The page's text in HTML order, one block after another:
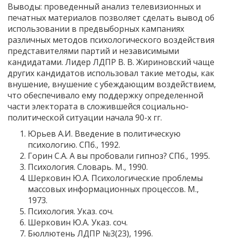
Выводы: проведенный анализ телевизионных и
печатных материалов позволяет сделать вывод об
использовании в предвыборных кампаниях
различных методов психологического воздействия
представителями партий и независимыми
кандидатами. Лидер ЛДПР В. В. Жириновский чаще
других кандидатов использовал такие методы, как
внушение, внушение с убеждающим воздействием,
что обеспечивало ему поддержку определенной
части электората в сложившейся социально-
политической ситуации начала 90-х гг.
Юрьев А.И. Введение в политическую
психологию. СПб., 1992.
Горин С.А. А вы пробовали гипноз? СПб., 1995.
Психология. Словарь. М., 1990.
Шерковин Ю.А. Психологические проблемы
массовых информационных процессов. М.,
1973.
Психология. Указ. соч.
Шерковин Ю.А. Указ. соч.
Бюллютень ЛДПР №3(23), 1996.